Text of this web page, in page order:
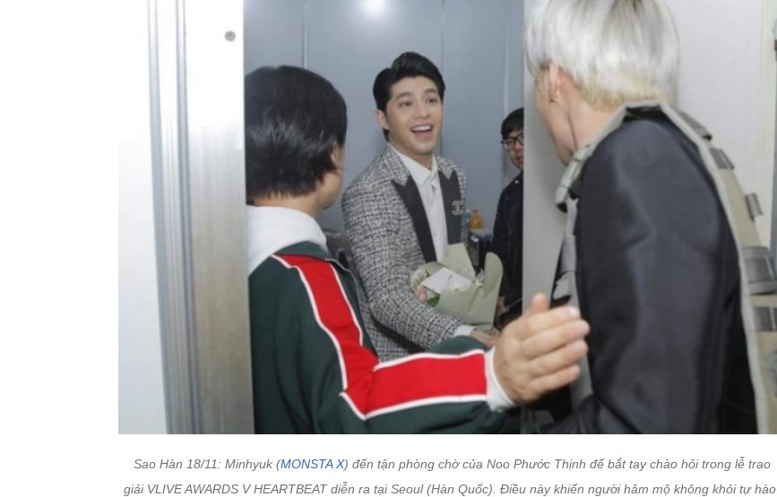
Sao Hàn 18/11: Minhyuk (MONSTA X) đến tận phòng chờ của Noo Phước Thịnh để bắt tay chào hỏi trong lễ trao
giải VLIVE AWARDS V HEARTBEAT diễn ra tại Seoul (Hàn Quốc). Điều này khiến người hâm mộ không khỏi tự hào